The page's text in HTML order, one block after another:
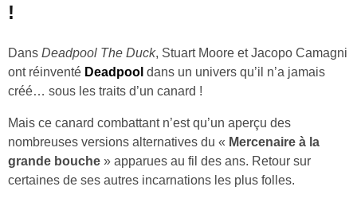
!
Dans Deadpool The Duck, Stuart Moore et Jacopo Camagni
ont réinventé Deadpool dans un univers qu’il n’a jamais
créé… sous les traits d’un canard !
Mais ce canard combattant n’est qu’un aperçu des
nombreuses versions alternatives du « Mercenaire à la
grande bouche » apparues au fil des ans. Retour sur
certaines de ses autres incarnations les plus folles.